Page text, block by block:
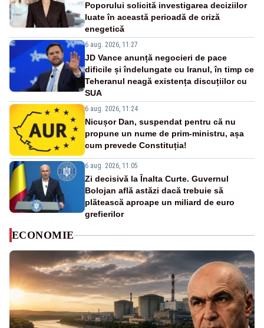
Poporului solicită investigarea deciziilor
luate în această perioadă de criză
enegetică
6 aug. 2026, 11:27
JD Vance anunță negocieri de pace
dificile și îndelungate cu Iranul, în timp ce
Teheranul neagă existența discuțiilor cu
SUA
6 aug. 2026, 11:24
Nicușor Dan, suspendat pentru că nu
propune un nume de prim-ministru, așa
cum prevede Constituția!
6 aug. 2026, 11:05
Zi decisivă la Înalta Curte. Guvernul
Bolojan află astăzi dacă trebuie să
plătească aproape un miliard de euro
grefierilor
ECONOMIE